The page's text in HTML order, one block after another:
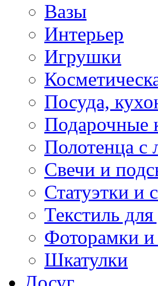
Вазы
Интерьер
Игрушки
Посуда,
Подарочные
Полотенца с
Свечи и
Статуэтки и
Текстиль
Фоторамки
Шкатулки